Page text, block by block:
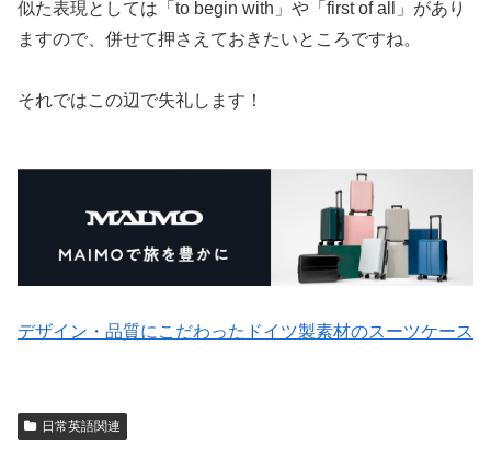
似た表現としては「to begin with」や「first of all」があり
ますので、併せて押さえておきたいところですね。
それではこの辺で失礼します！
デザイン・品質にこだわったドイツ製素材のスーツケース
日常英語関連